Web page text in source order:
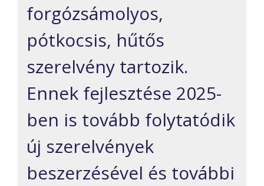
forgózsámolyos,
pótkocsis, hűtős
szerelvény tartozik.
Ennek fejlesztése 2025-
ben is tovább folytatódik
új szerelvények
beszerzésével és további